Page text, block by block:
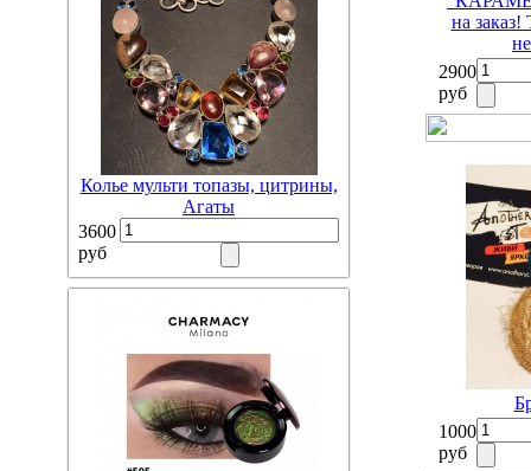
Колье мульти топазы, цитрины,
Агаты
3600
руб
на заказ!
2900
руб
1000
руб